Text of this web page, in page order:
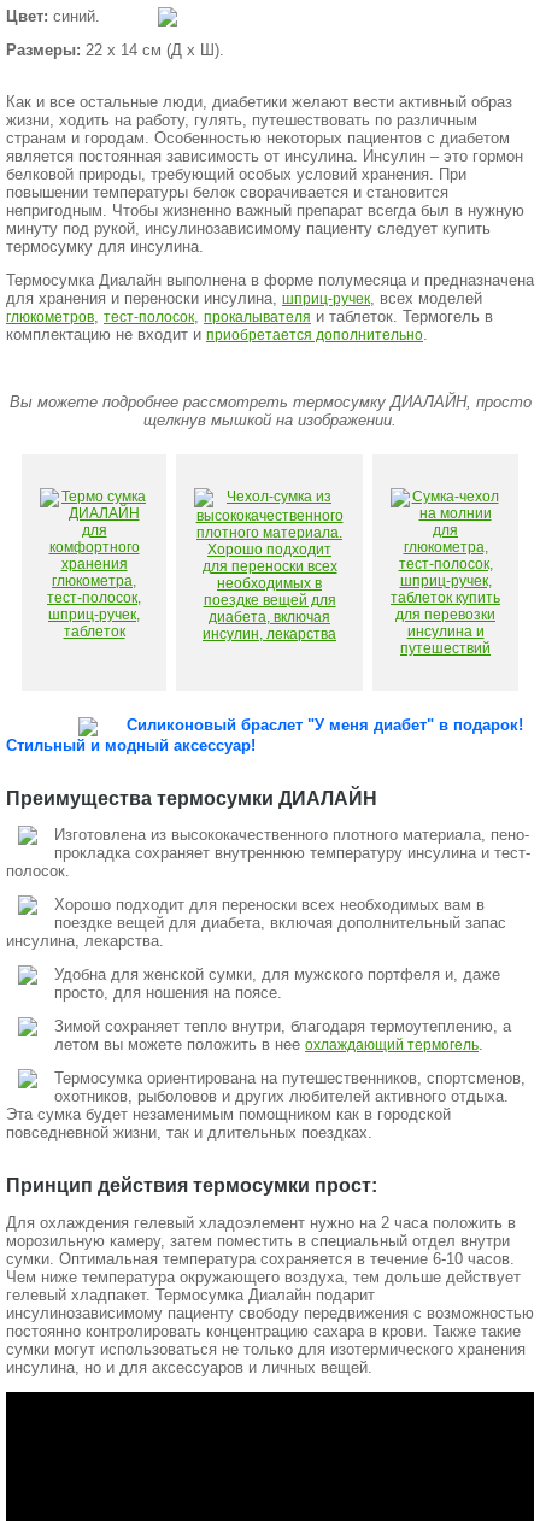
Цвет: синий.
Размеры: 22 х 14 см (Д х Ш).
Как и все остальные люди, диабетики желают вести активный образ
жизни, ходить на работу, гулять, путешествовать по различным
странам и городам. Особенностью некоторых пациентов с диабетом
является постоянная зависимость от инсулина. Инсулин – это гормон
белковой природы, требующий особых условий хранения. При
повышении температуры белок сворачивается и становится
непригодным. Чтобы жизненно важный препарат всегда был в нужную
минуту под рукой, инсулинозависимому пациенту следует купить
термосумку для инсулина.
Термосумка Диалайн выполнена в форме полумесяца и предназначена
для хранения и переноски инсулина, шприц-ручек, всех моделей
глюкометров, тест-полосок, прокалывателя и таблеток. Термогель в
комплектацию не входит и приобретается дополнительно.
Вы можете подробнее рассмотреть термосумку ДИАЛАЙН, просто
щелкнув мышкой на изображении.
Силиконовый браслет "У меня диабет" в подарок!
Стильный и модный аксессуар!
Преимущества термосумки ДИАЛАЙН
Изготовлена из высококачественного плотного материала, пено-
прокладка сохраняет внутреннюю температуру инсулина и тест-
полосок.
Хорошо подходит для переноски всех необходимых вам в
поездке вещей для диабета, включая дополнительный запас
инсулина, лекарства.
Удобна для женской сумки, для мужского портфеля и, даже
просто, для ношения на поясе.
Зимой сохраняет тепло внутри, благодаря термоутеплению, а
летом вы можете положить в нее охлаждающий термогель.
Термосумка ориентирована на путешественников, спортсменов,
охотников, рыболовов и других любителей активного отдыха.
Эта сумка будет незаменимым помощником как в городской
повседневной жизни, так и длительных поездках.
Принцип действия термосумки прост:
Для охлаждения гелевый хладоэлемент нужно на 2 часа положить в
морозильную камеру, затем поместить в специальный отдел внутри
сумки. Оптимальная температура сохраняется в течение 6-10 часов.
Чем ниже температура окружающего воздуха, тем дольше действует
гелевый хладпакет. Термосумка Диалайн подарит
инсулинозависимому пациенту свободу передвижения с возможностью
постоянно контролировать концентрацию сахара в крови. Также такие
сумки могут использоваться не только для изотермического хранения
инсулина, но и для аксессуаров и личных вещей.